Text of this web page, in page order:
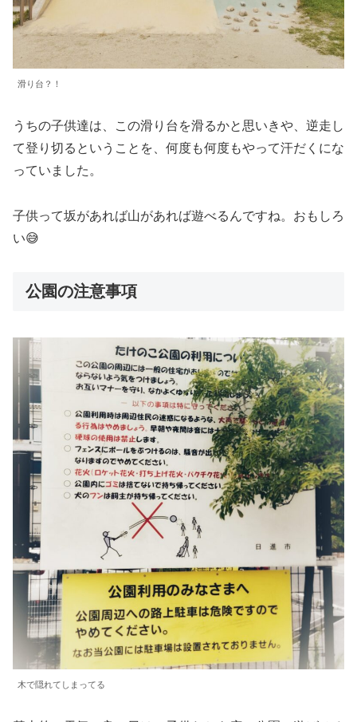
滑り台？！
うちの子供達は、この滑り台を滑るかと思いきや、逆走し
て登り切るということを、何度も何度もやって汗だくにな
っていました。
子供って坂があれば山があれば遊べるんですね。おもしろ
い😅
公園の注意事項
木で隠れてしまってる